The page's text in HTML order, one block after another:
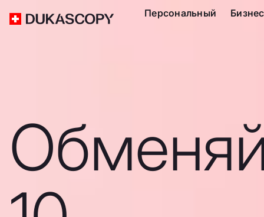
Персональный Бизнес